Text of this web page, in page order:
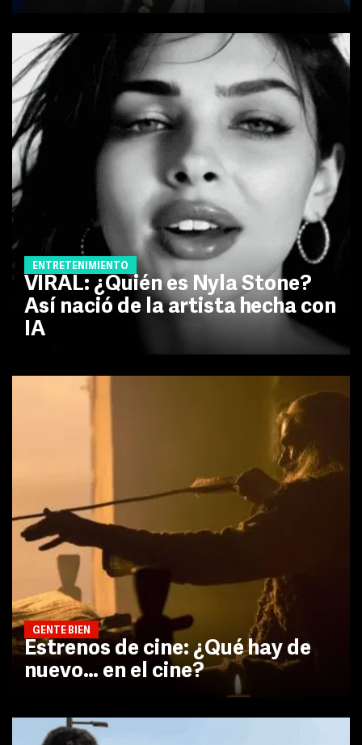
ENTRETENIMIENTO
VIRAL: ¿Quién es Nyla Stone?
Así nació de la artista hecha con
IA
GENTE BIEN
Estrenos de cine: ¿Qué hay de
nuevo… en el cine?